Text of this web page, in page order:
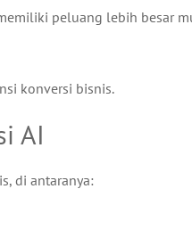
peluang lebih besar
konversi bisnis.
AI
di antaranya: